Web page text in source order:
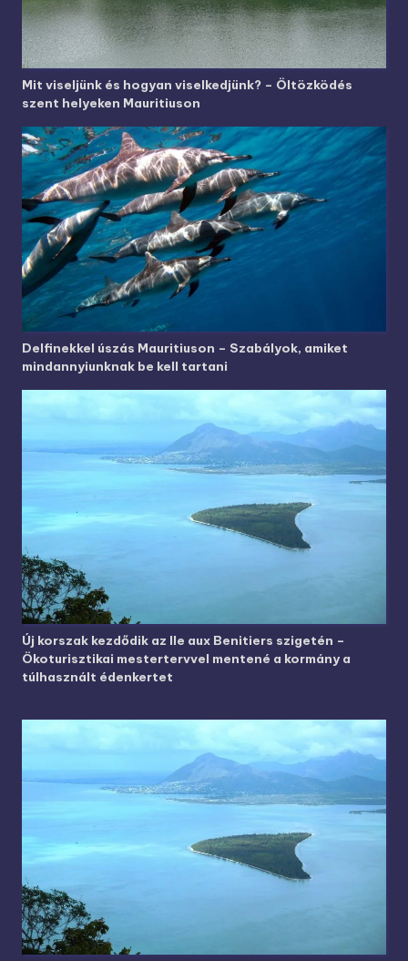
Mit viseljünk és hogyan viselkedjünk? – Öltözködés
szent helyeken Mauritiuson
Delfinekkel úszás Mauritiuson – Szabályok, amiket
mindannyiunknak be kell tartani
Új korszak kezdődik az Ile aux Benitiers szigetén –
Ökoturisztikai mestertervvel mentené a kormány a
túlhasznált édenkertet